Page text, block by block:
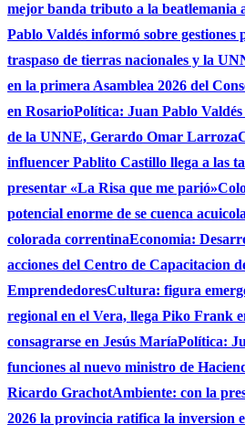
mejor banda tributo a la beatlemania
Pablo Valdés informó sobre gestiones
traspaso de tierras nacionales y la
en la primera Asamblea 2026 del
en RosarioPolítica: Juan Pablo
de la UNNE, Gerardo Omar Larroza
influencer Pablito Castillo llega a las
presentar «La Risa que me parió»
potencial enorme de se cuenca
colorada correntinaEconomia:
acciones del Centro de Capacitacion
EmprendedoresCultura: figura
regional en el Vera, llega Piko Frank
consagrarse en Jesús MaríaPolítica:
funciones al nuevo ministro de
Ricardo GrachotAmbiente: con la
2026 la provincia ratifica la inversion